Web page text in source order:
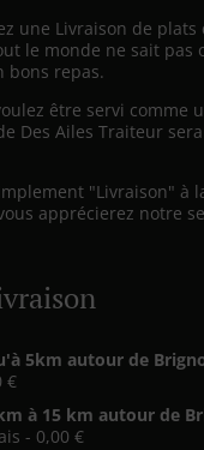
une Livraison de plats
le monde ne sait pas
bons repas.
être servi comme
Des Ailes Traiteur
"Livraison" à
apprécierez notre
5km autour de
€
à 15 km autour de
- 0,00 €